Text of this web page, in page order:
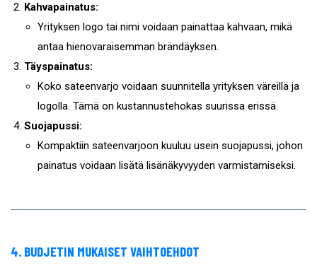
Kahvapainatus:
Yrityksen logo tai nimi voidaan painattaa kahvaan, mikä
antaa hienovaraisemman brändäyksen.
Täyspainatus:
Koko sateenvarjo voidaan suunnitella yrityksen väreillä ja
logolla. Tämä on kustannustehokas suurissa erissä.
Suojapussi:
Kompaktiin sateenvarjoon kuuluu usein suojapussi, johon
painatus voidaan lisätä lisänäkyvyyden varmistamiseksi.
4. BUDJETIN MUKAISET VAIHTOEHDOT